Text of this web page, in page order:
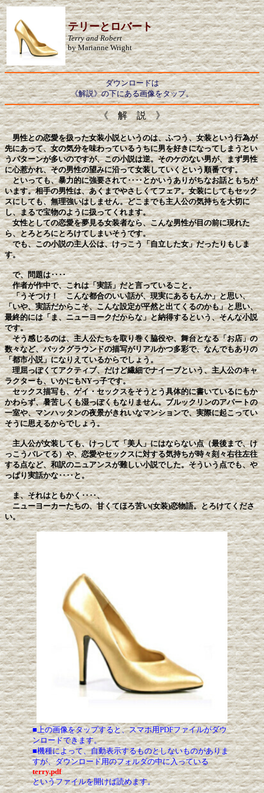
テリーとロバート
Terry and Robert
by Marianne Wright
ダウンロードは
《解説》の下にある画像をタップ。
《 解 説 》
男性との恋愛を扱った女装小説というのは、ふつう、女装という行為が
先にあって、女の気分を味わっているうちに男を好きになってしまうとい
うパターンが多いのですが、この小説は逆。そのケのない男が、まず男性
に心惹かれ、その男性の望みに沿って女装していくという順番です。
といっても、暴力的に強要されて‥‥とかいうありがちなお話ともちが
います。相手の男性は、あくまでやさしくてフェア。女装にしてもセック
スにしても、無理強いはしません。どこまでも主人公の気持ちを大切に
し、まるで宝物のように扱ってくれます。
女性としての恋愛を夢見る女装者なら、こんな男性が目の前に現れた
ら、とろとろにとろけてしまいそうです。
でも、この小説の主人公は、けっこう「自立した女」だったりもしま
す。
で、問題は‥‥
作者が作中で、これは「実話」だと言っていること。
「うそつけ！ こんな都合のいい話が、現実にあるもんか」と思い、
「いや、実話だからこそ、こんな設定が平然と出てくるのかも」と思い、
最終的には「ま、ニューヨークだからな」と納得するという、そんな小説
です。
そう感じるのは、主人公たちを取り巻く脇役や、舞台となる「お店」の
数々など、バックグラウンドの描写がリアルかつ多彩で、なんでもありの
「都市小説」になりえているからでしょう。
理屈っぽくてアクティブ、だけど繊細でナイーブという、主人公のキャ
ラクターも、いかにもNYっ子です。
セックス描写も、ゲイ・セックスをそうとう具体的に書いているにもか
かわらず、暑苦しくも湿っぽくもなりません。ブルックリンのアパートの
一室や、マンハッタンの夜景がきれいなマンションで、実際に起こってい
そうに思えるからでしょう。
主人公が女装しても、けっして「美人」にはならない点（最後まで、け
っこうバレてる）や、恋愛やセックスに対する気持ちが時々刻々右往左往
する点など、和訳のニュアンスが難しい小説でした。そういう点でも、や
っぱり実話かな‥‥と。
ま、それはともかく‥‥、
ニューヨーカーたちの、甘くてほろ苦い(女装)恋物語。とろけてくださ
い。
■上の画像をタップすると、スマホ用PDFファイルがダウ
ンロードできます。
■機種によって、自動表示するものとしないものがありま
すが、ダウンロード用のフォルダの中に入っている
terry.pdf
というファイルを開けば読めます。